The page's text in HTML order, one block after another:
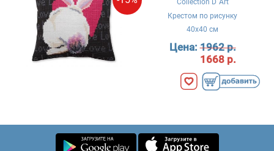
Collection D`Art
Крестом по рисунку
40x40 см
Цена:1962 р.
1668 р.